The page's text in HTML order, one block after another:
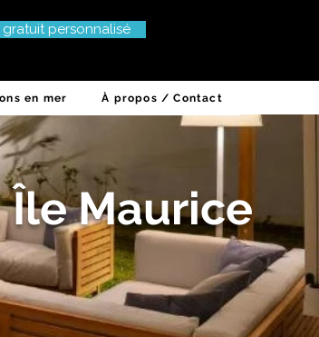
personnalisé
en mer À propos / Contact
Maurice